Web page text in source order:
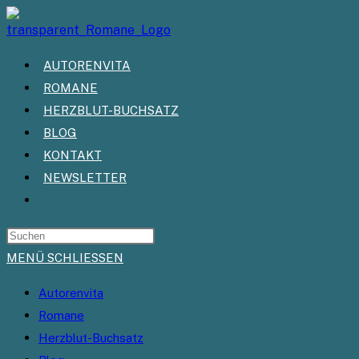
Zum
Inhalt
springenAUTORENVITA
ROMANE
HERZBLUT-BUCHSATZ
BLOG
KONTAKT
NEWSLETTER
UMSCHALTEN
MENÜ SCHLIESSEN
Autorenvita
Romane
Herzblut-Buchsatz